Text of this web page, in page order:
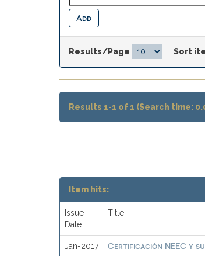
Results/Page Sort
Results 1-1 of 1 (Search time:
Item hits:
Issue
Date
Title
Jan-2017
Certificación NEEC y